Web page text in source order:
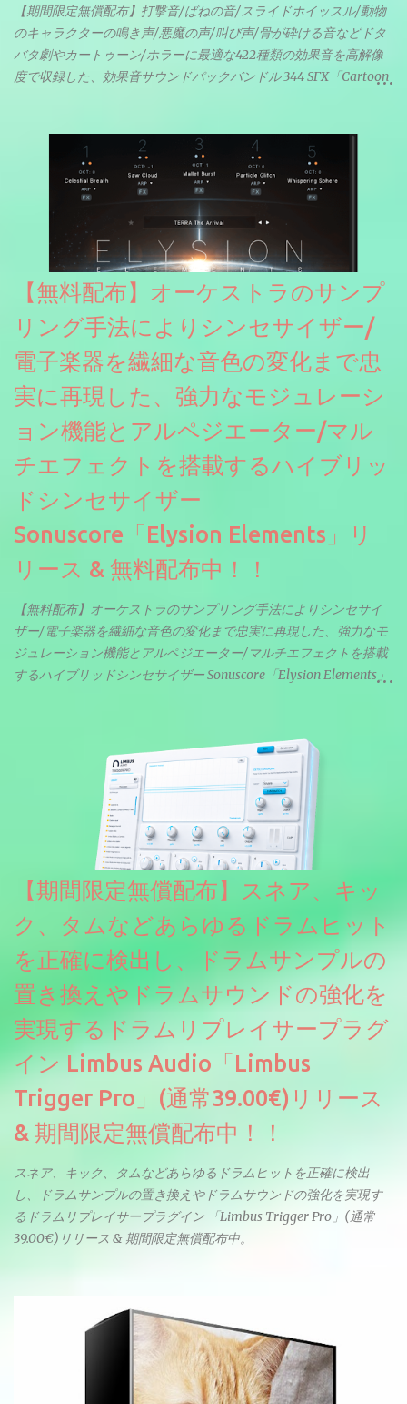
【期間限定無償配布】打撃音/ばねの音/スライドホイッスル/動物
のキャラクターの鳴き声/悪魔の声/叫び声/骨が砕ける音などドタ
バタ劇やカートゥーン/ホラーに最適な422種類の効果音を高解像
度で収録した、効果音サウンドパックバンドル 344 SFX「Cartoon
【無料配布】オーケストラのサンプ
リング手法によりシンセサイザー/
電子楽器を繊細な音色の変化まで忠
実に再現した、強力なモジュレーシ
ョン機能とアルペジエーター/マル
チエフェクトを搭載するハイブリッ
ドシンセサイザー
Sonuscore「Elysion Elements」リ
リース & 無料配布中！！
【無料配布】オーケストラのサンプリング手法によりシンセサイ
ザー/電子楽器を繊細な音色の変化まで忠実に再現した、強力なモ
ジュレーション機能とアルペジエーター/マルチエフェクトを搭載
するハイブリッドシンセサイザー Sonuscore「Elysion Elements」
えるようになっています。総容量も7GBを超えます。複数の設定に
より音色が作りこまれているため、あらかじめアルペジオがプロ
グラムされているプリセットも多いですが、アルペジオを切るこ
とももちろんできます。 ほとんどのシンセライブラリは、音を一
度サンプリングしてベロシティで音量を調整します。 しかし、
ELYSIONは違います。ビンテージシンセを含む様々な音源から、
複数のベロシティレイヤーにわたって録音し、各レイヤーを整形
することで、弱く演奏した場合と強く演奏した場合で、全く異な
る音色が得られます。単に音量を変えただけの同じ音ではありま
せん。
【期間限定無償配布】スネア、キッ
ク、タムなどあらゆるドラムヒット
を正確に検出し、ドラムサンプルの
置き換えやドラムサウンドの強化を
実現するドラムリプレイサープラグ
イン Limbus Audio「Limbus
Trigger Pro」(通常39.00€)リリース
& 期間限定無償配布中！！
スネア、キック、タムなどあらゆるドラムヒットを正確に検出
し、ドラムサンプルの置き換えやドラムサウンドの強化を実現す
るドラムリプレイサープラグイン 「Limbus Trigger Pro」(通常
39.00€)リリース & 期間限定無償配布中。